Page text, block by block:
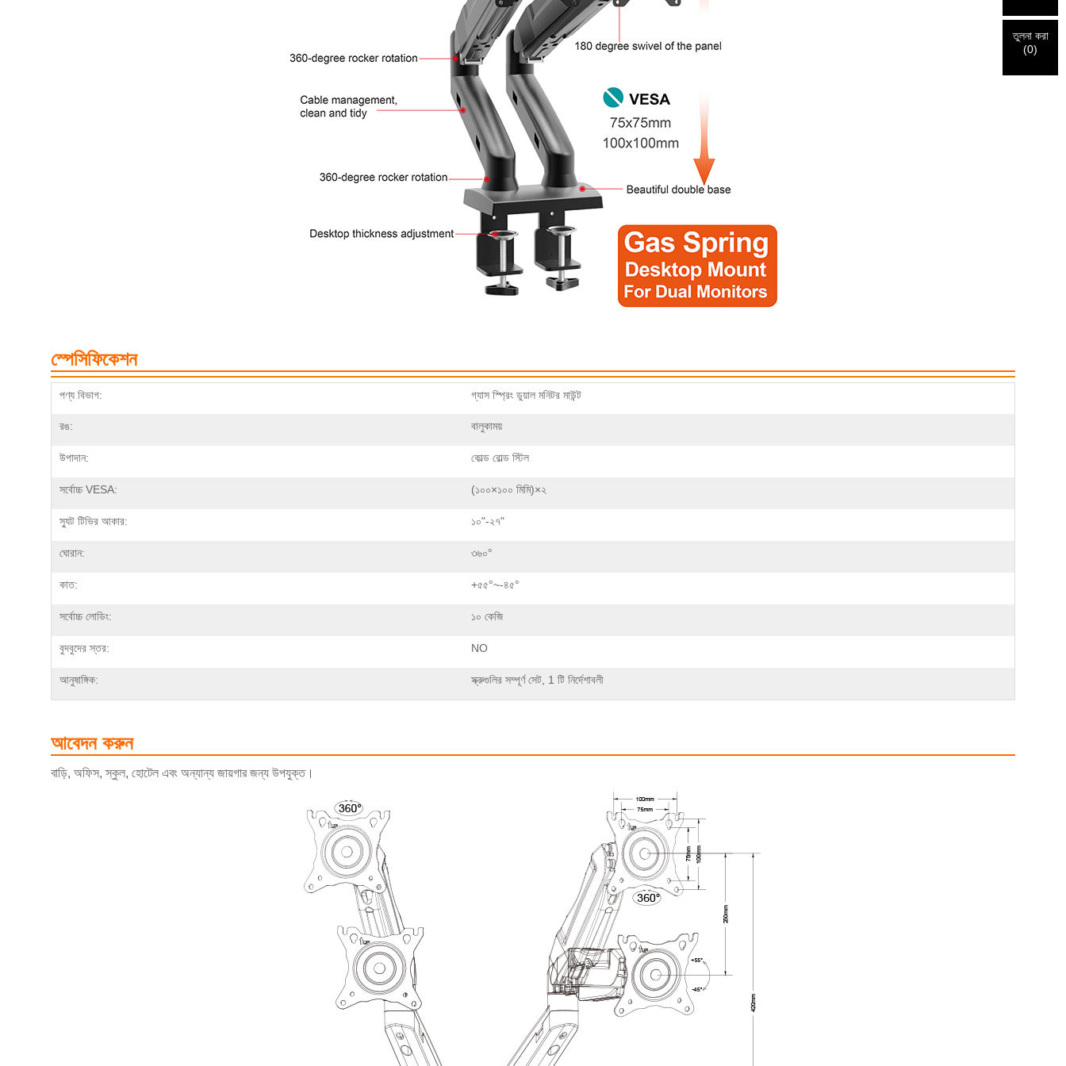
স্পেসিফিকেশন
পণ্য বিভাগ: গ্যাস স্প্রিং ডুয়াল মনিটর মাউন্ট
রঙ: বালুকাময়
উপাদান: কোল্ড রোল্ড স্টিল
সর্বোচ্চ VESA: (১০০×১০০ মিমি)×২
স্যুট টিভির আকার: ১০"-২৭"
ঘোরান: ৩৬০°
কাত: +৫৫°~-৪৫°
সর্বোচ্চ লোডিং: ১০ কেজি
বুদবুদের স্তর: NO
আনুষাঙ্গিক: স্ক্রুগুলির সম্পূর্ণ সেট, 1 টি নির্দেশাবলী
আবেদন করুন
বাড়ি, অফিস, স্কুল, হোটেল এবং অন্যান্য জায়গার জন্য উপযুক্ত।
ফিরে যাও
জমা দেওয়ার আগে দয়া করেসব যাচাই করুনতথ্য হল সঠিক।ভুল তথ্য পাঠানোর সময় উপকরণ
ব্যর্থতার দিকে পরিচালিত করবে।
প্রমাণীকরণ এবং অনুমোদনের জন্য তথ্য। একবার
আপনার পরিচয় যাচাই করা হলে, আপনি একটি ই-মেইল বিজ্ঞপ্তি পাবেন।
তুলনা করা
(0)